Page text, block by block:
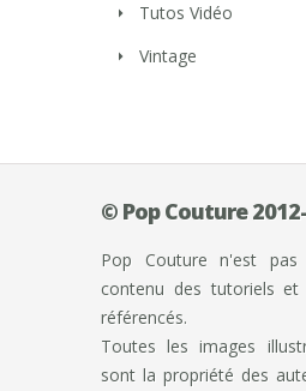
Tutos Vidéo
Vintage
© Pop Couture
Pop Couture n'est pas
contenu des tutoriels et
référencés.
Toutes les images
sont la propriété des